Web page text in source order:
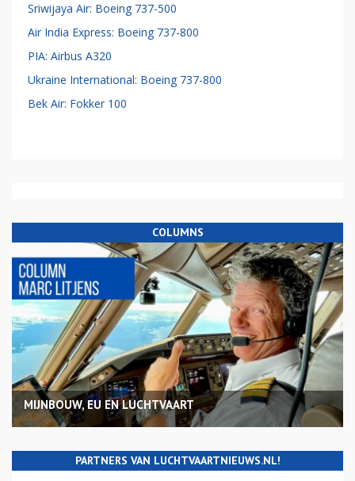
Sriwijaya Air: Boeing 737-500
Air India Express: Boeing 737-800
PIA: Airbus A320
Ukraine International: Boeing 737-800
Bek Air: Fokker 100
COLUMNS
MIJNBOUW, EU EN LUCHTVAART
PARTNERS VAN LUCHTVAARTNIEUWS.NL!